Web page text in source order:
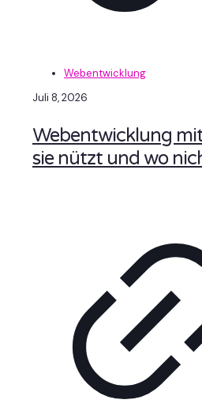
Webentwicklung
Juli 8, 2026
Webentwicklung
sie nützt und wo